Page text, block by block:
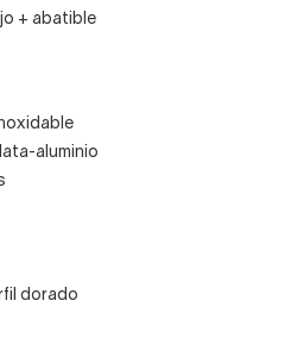
+ abatible
aluminio
dorado